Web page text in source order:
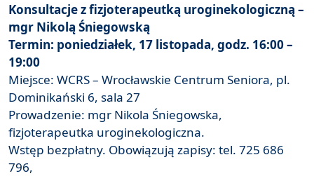
Konsultacje z fizjoterapeutką uroginekologiczną –
mgr Nikolą Śniegowską
Termin: poniedziałek, 17 listopada, godz. 16:00 –
19:00
Miejsce: WCRS – Wrocławskie Centrum Seniora, pl.
Dominikański 6, sala 27
Prowadzenie: mgr Nikola Śniegowska,
fizjoterapeutka uroginekologiczna.
Wstęp bezpłatny. Obowiązują zapisy: tel. 725 686
796,